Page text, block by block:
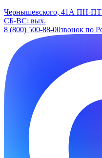
Чернышевского, 41А ПН-ПТ:
СБ-ВС: вых.
8 (800) 500-88-00звонок по